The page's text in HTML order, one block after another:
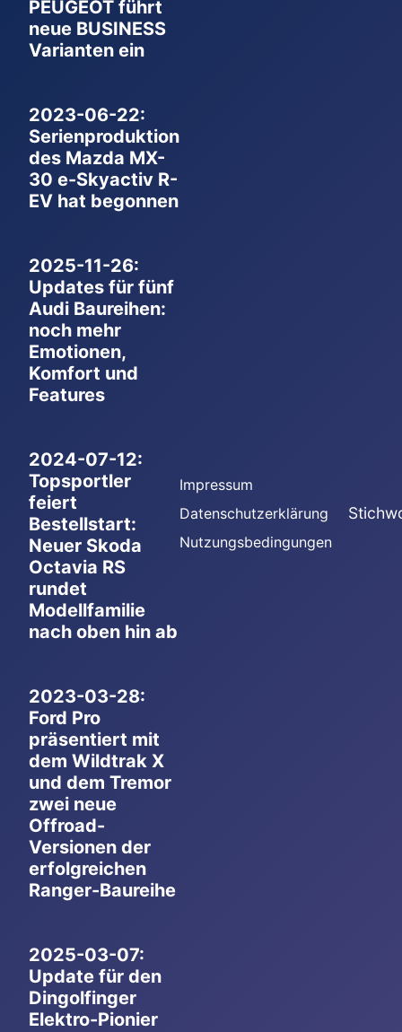
PEUGEOT führt
neue BUSINESS
Varianten ein
2023-06-22:
Serienproduktion
des Mazda MX-
30 e-Skyactiv R-
EV hat begonnen
2025-11-26:
Updates für fünf
Audi Baureihen:
noch mehr
Emotionen,
Komfort und
Features
2024-07-12:
Topsportler
feiert
Bestellstart:
Neuer Skoda
Octavia RS
rundet
Modellfamilie
nach oben hin ab
2023-03-28:
Ford Pro
präsentiert mit
dem Wildtrak X
und dem Tremor
zwei neue
Offroad-
Versionen der
erfolgreichen
Ranger-Baureihe
2025-03-07:
Update für den
Dingolfinger
Elektro-Pionier
Impressum
Datenschutzerklärung
Nutzungsbedingungen